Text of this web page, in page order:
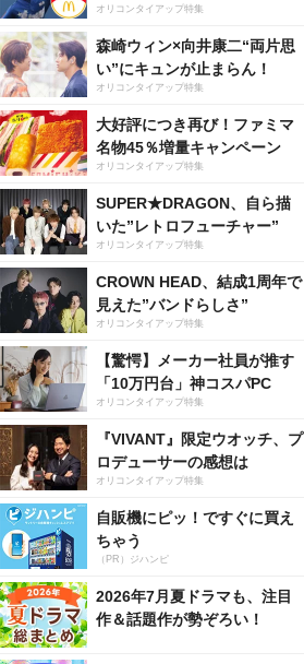
オリコンタイアップ特集
森崎ウィン×向井康二“両片思
い”にキュンが止まらん！
オリコンタイアップ特集
大好評につき再び！ファミマ
名物45％増量キャンペーン
オリコンタイアップ特集
SUPER★DRAGON、自ら描
いた”レトロフューチャー”
オリコンタイアップ特集
CROWN HEAD、結成1周年で
見えた”バンドらしさ”
オリコンタイアップ特集
【驚愕】メーカー社員が推す
「10万円台」神コスパPC
オリコンタイアップ特集
『VIVANT』限定ウオッチ、プ
ロデューサーの感想は
オリコンタイアップ特集
自販機にピッ！ですぐに買え
ちゃう
（PR）ジハンピ
2026年7月夏ドラマも、注目
作＆話題作が勢ぞろい！